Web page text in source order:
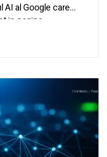
al Google care
pagina...